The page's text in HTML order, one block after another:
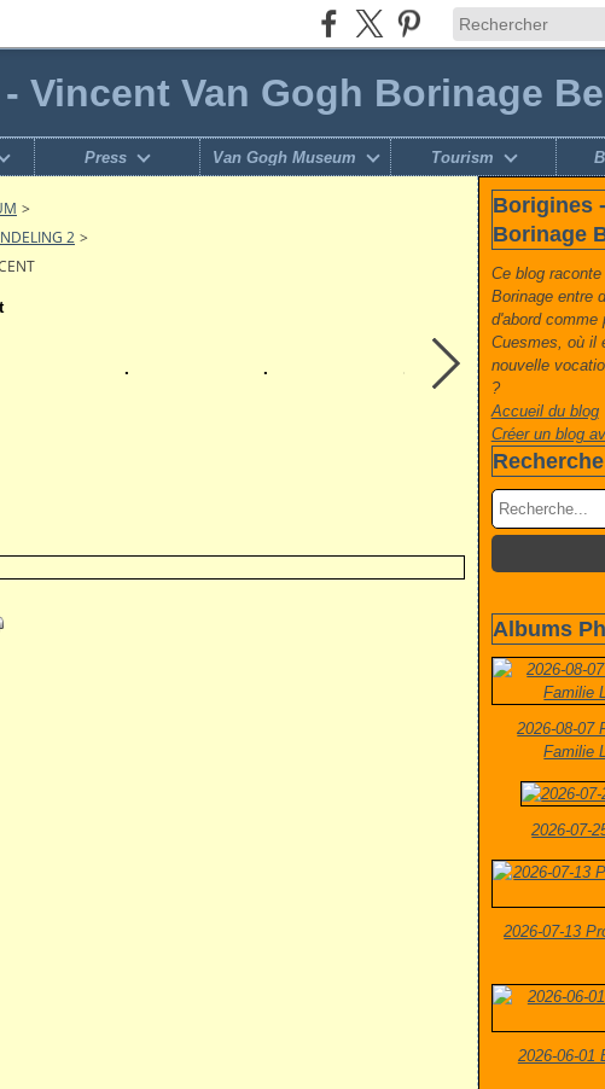
Vincent Van Gogh Borinage
Press Van Gogh Museum Tourism
>
2 >
Borigines
Borinage
Ce blog
Borinage entre
d'abord comme
Cuesmes, où il
nouvelle
?
Accueil du blog
Créer un blog
Recherche
Albums
2026-08-07
Familie
2026-07-
2026-07-13
2026-06-01